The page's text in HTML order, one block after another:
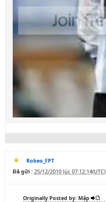
Robeo_FPT
Đã gửi : 25/12/2010 lúc 07:12:14(UTC)
Originally Posted by: Mập